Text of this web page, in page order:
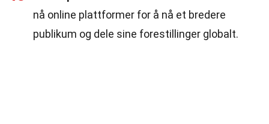
nå online plattformer for å nå et bredere
publikum og dele sine forestillinger globalt.